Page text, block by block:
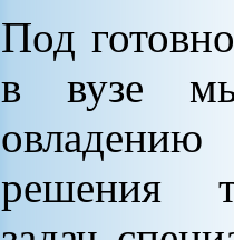
Под
в вузе
решения